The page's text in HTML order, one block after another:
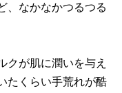
、なかなかつるつる
クが肌に潤いを与え
たくらい手荒れが酷